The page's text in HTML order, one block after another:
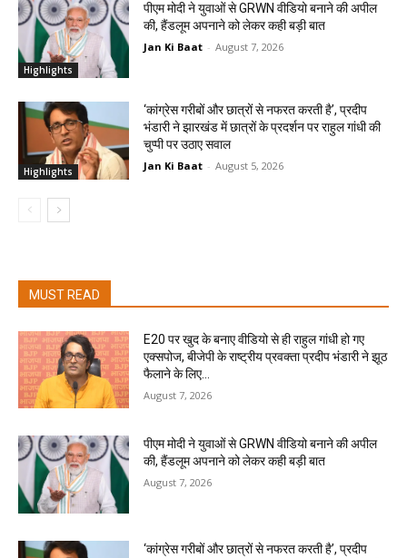
Highlights
पीएम मोदी ने युवाओं से GRWN वीडियो बनाने की अपील
की, हैंडलूम अपनाने को लेकर कही बड़ी बात
Jan Ki Baat - August 7, 2026
Highlights
‘कांग्रेस गरीबों और छात्रों से नफरत करती है’, प्रदीप
भंडारी ने झारखंड में छात्रों के प्रदर्शन पर राहुल गांधी की
चुप्पी पर उठाए सवाल
Jan Ki Baat - August 5, 2026
MUST READ
E20 पर खुद के बनाए वीडियो से ही राहुल गांधी हो गए
एक्सपोज, बीजेपी के राष्ट्रीय प्रवक्ता प्रदीप भंडारी ने झूठ
फैलाने के लिए...
August 7, 2026
पीएम मोदी ने युवाओं से GRWN वीडियो बनाने की अपील
की, हैंडलूम अपनाने को लेकर कही बड़ी बात
August 7, 2026
‘कांग्रेस गरीबों और छात्रों से नफरत करती है’, प्रदीप